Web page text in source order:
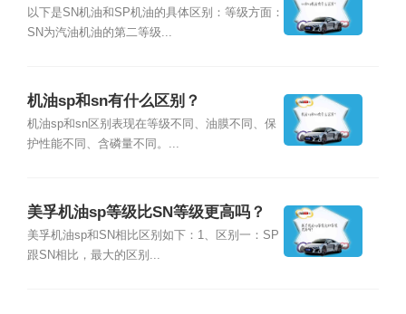
以下是SN机油和SP机油的具体区别：等级方面：
SN为汽油机油的第二等级...
机油sp和sn有什么区别？
机油sp和sn区别表现在等级不同、油膜不同、保
护性能不同、含磷量不同。...
美孚机油sp等级比SN等级更高吗？
美孚机油sp和SN相比区别如下：1、区别一：SP
跟SN相比，最大的区别...